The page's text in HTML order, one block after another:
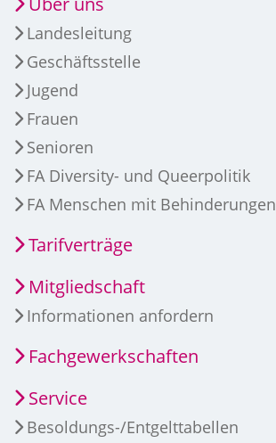
Landesleitung
Geschäftsstelle
Jugend
Frauen
Senioren
FA Diversity- und Queerpolitik
FA Menschen mit Behinderungen
Tarifverträge
Mitgliedschaft
Informationen anfordern
Fachgewerkschaften
Service
Besoldungs-/Entgelttabellen